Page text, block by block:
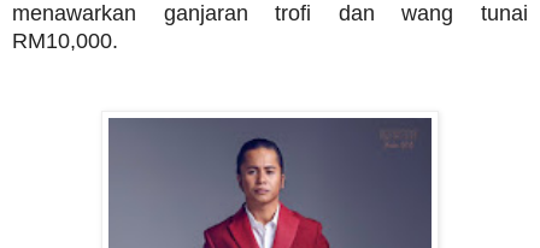
menawarkan ganjaran trofi dan wang tunai
RM10,000.